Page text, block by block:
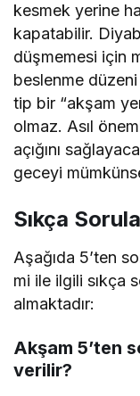
kesmek yerine
kapatabilir.
düşmemesi için
beslenme düzeni
tip bir “akşam
olmaz. Asıl
açığını
geceyi
Sıkça
Aşağıda 5’ten
mi ile ilgili sıkça
almaktadır:
Akşam 5’ten
verilir?